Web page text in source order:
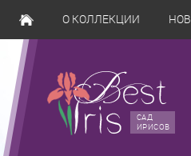
О КОЛЛЕКЦИИ
САД
ИРИСОВ